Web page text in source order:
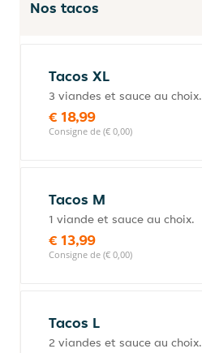
Nos tacos
Tacos XL
3 viandes et sauce au choix.
€ 18,99
Consigne de (€ 0,00)
Tacos M
1 viande et sauce au choix.
€ 13,99
Consigne de (€ 0,00)
Tacos L
2 viandes et sauce au choix.